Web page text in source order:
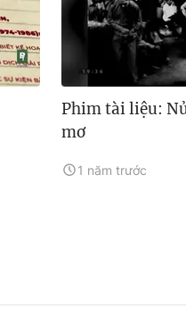
Phim tài liệu:
mơ
1 năm trước